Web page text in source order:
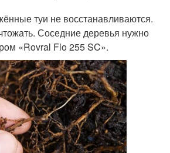
туи не восстанавливаются.
Соседние деревья нужно
«Rovral Flo 255 SC».